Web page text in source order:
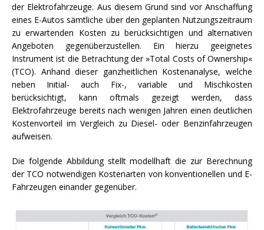
der Elektrofahrzeuge. Aus diesem Grund sind vor Anschaffung
eines E-Autos sämtliche über den geplanten Nutzungszeitraum
zu erwartenden Kosten zu berücksichtigen und alternativen
Angeboten gegenüberzustellen. Ein hierzu geeignetes
Instrument ist die Betrachtung der »Total Costs of Ownership«
(TCO). Anhand dieser ganzheitlichen Kostenanalyse, welche
neben Initial- auch Fix-, variable und Mischkosten
berücksichtigt, kann oftmals gezeigt werden, dass
Elektrofahrzeuge bereits nach wenigen Jahren einen deutlichen
Kostenvorteil im Vergleich zu Diesel- oder Benzinfahrzeugen
aufweisen.
Die folgende Abbildung stellt modellhaft die zur Berechnung
der TCO notwendigen Kostenarten von konventionellen und E-
Fahrzeugen einander gegenüber.